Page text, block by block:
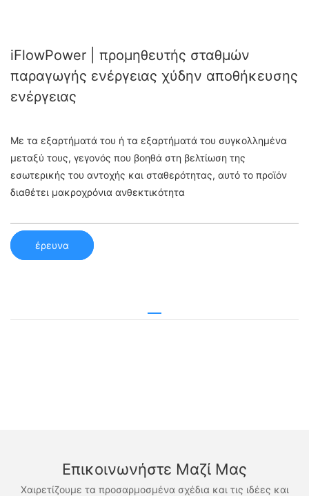
iFlowPower | προμηθευτής σταθμών
παραγωγής ενέργειας χύδην αποθήκευσης
ενέργειας
Με τα εξαρτήματά του ή τα εξαρτήματά του συγκολλημένα
μεταξύ τους, γεγονός που βοηθά στη βελτίωση της
εσωτερικής του αντοχής και σταθερότητας, αυτό το προϊόν
διαθέτει μακροχρόνια ανθεκτικότητα
έρευνα
Επικοινωνήστε Μαζί Μας
Χαιρετίζουμε τα προσαρμοσμένα σχέδια και τις ιδέες και